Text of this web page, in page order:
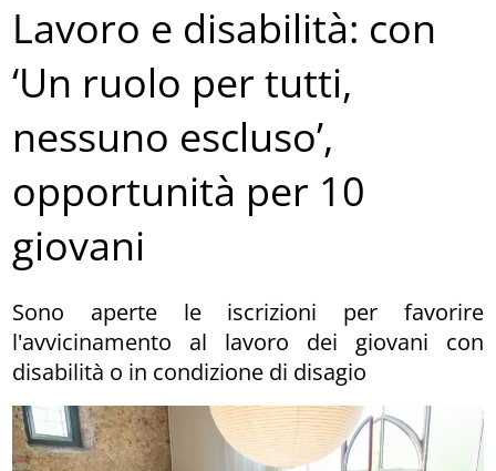
Lavoro e disabilità: con
‘Un ruolo per tutti,
nessuno escluso’,
opportunità per 10
giovani
Sono aperte le iscrizioni per favorire
l'avvicinamento al lavoro dei giovani con
disabilità o in condizione di disagio